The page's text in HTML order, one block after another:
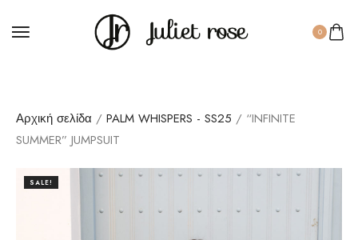
0
Αρχική σελίδα / PALM WHISPERS - SS25 / “INFINITE
SUMMER” JUMPSUIT
SALE!